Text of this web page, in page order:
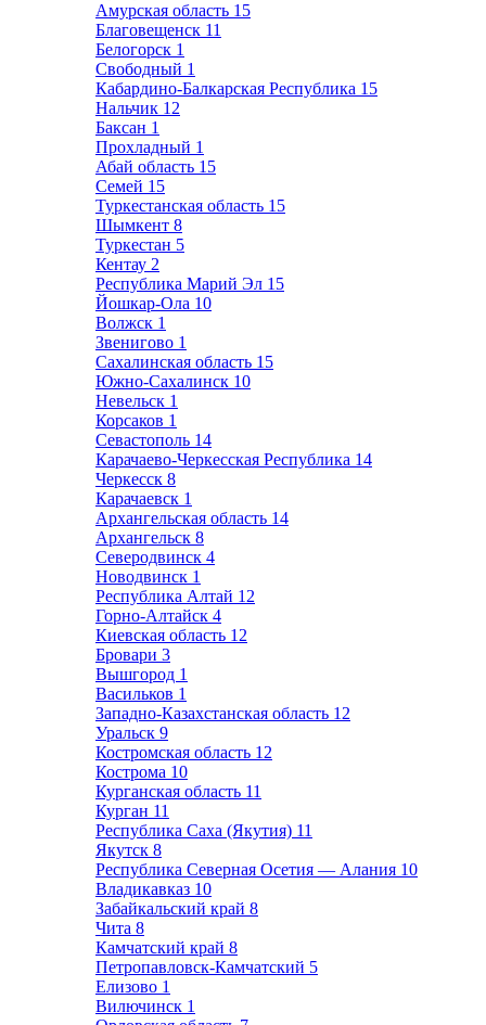
Амурская область 15
Благовещенск 11
Белогорск 1
Свободный 1
Кабардино-Балкарская Республика 15
Нальчик 12
Баксан 1
Прохладный 1
Абай область 15
Семей 15
Туркестанская область 15
Шымкент 8
Туркестан 5
Кентау 2
Республика Марий Эл 15
Йошкар-Ола 10
Волжск 1
Звенигово 1
Сахалинская область 15
Южно-Сахалинск 10
Невельск 1
Корсаков 1
Севастополь 14
Карачаево-Черкесская Республика 14
Черкесск 8
Карачаевск 1
Архангельская область 14
Архангельск 8
Северодвинск 4
Новодвинск 1
Республика Алтай 12
Горно-Алтайск 4
Киевская область 12
Бровари 3
Вышгород 1
Васильков 1
Западно-Казахстанская область 12
Уральск 9
Костромская область 12
Кострома 10
Курганская область 11
Курган 11
Республика Саха (Якутия) 11
Якутск 8
Республика Северная Осетия — Алания 10
Владикавказ 10
Забайкальский край 8
Чита 8
Камчатский край 8
Петропавловск-Камчатский 5
Елизово 1
Вилючинск 1